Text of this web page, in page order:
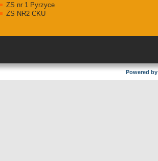
ZS nr 1 Pyrzyce
ZS NR2 CKU
Powered by